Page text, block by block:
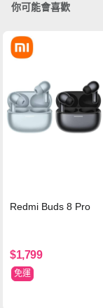
你可能會喜歡
Redmi Buds 8 Pro
$1,799
免運